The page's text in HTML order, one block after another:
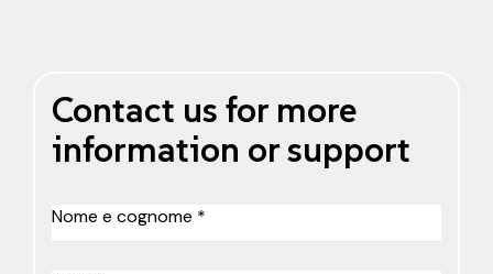
Contact us for more
information or support